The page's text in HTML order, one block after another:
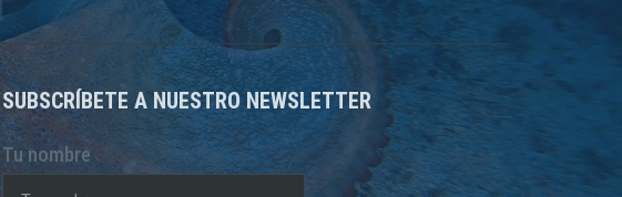
SUBSCRÍBETE A NUESTRO NEWSLETTER
Tu nombre